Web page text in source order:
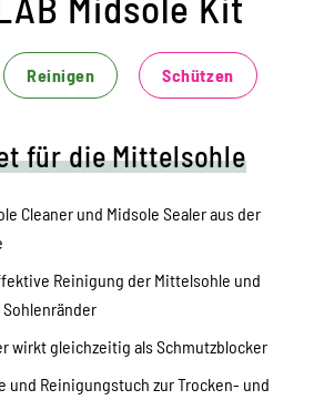
Reinigen Schützen
für die Mittelsohle
Cleaner und Midsole Sealer aus der
Reinigung der Mittelsohle und
wirkt gleichzeitig als Schmutzblocker
und Reinigungstuch zur Trocken- und